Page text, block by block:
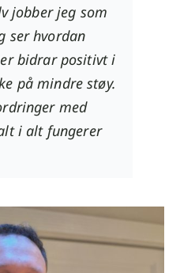
jobber jeg som
ser hvordan
bidrar positivt i
på mindre støy.
med
i alt fungerer